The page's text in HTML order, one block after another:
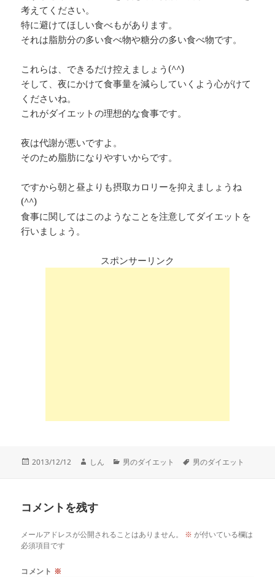
考えてください。
特に避けてほしい食べもがあります。
それは脂肪分の多い食べ物や糖分の多い食べ物です。
これらは、できるだけ控えましょう(^^)
そして、夜にかけて食事量を減らしていくよう心がけて
くださいね。
これがダイエットの理想的な食事です。
夜は代謝が悪いですよ。
そのため脂肪になりやすいからです。
ですから朝と昼よりも摂取カロリーを抑えましょうね
(^^)
食事に関してはこのようなことを注意してダイエットを
行いましょう。
スポンサーリンク
投
2013/12/12
作
しん
カ
男のダイエット
タ
男のダイエット
コメントを残す
メールアドレスが公開されることはありません。 ※ が付いている欄は
必須項目です
コメント ※